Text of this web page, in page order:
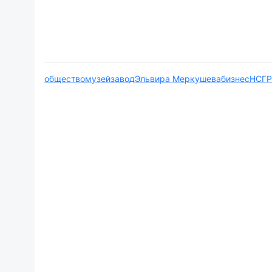
обществомузейзаводЭльвира Меркушевабизнес